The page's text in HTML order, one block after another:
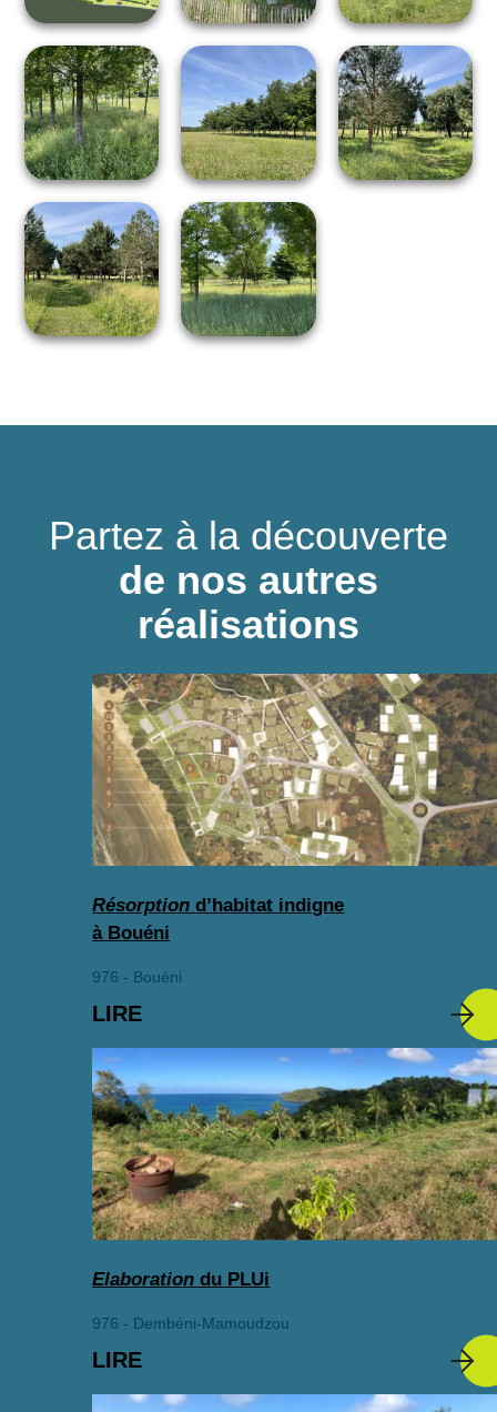
Partez à la découverte
de nos autres
réalisations
Résorption d’habitat indigne
à Bouéni
976 - Bouéni
LIRE
Elaboration du PLUi
976 - Dembéni-Mamoudzou
LIRE